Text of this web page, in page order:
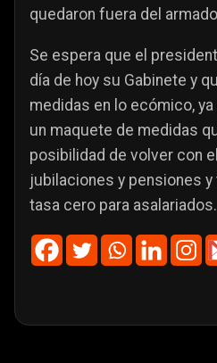
quedaron fuera del
Se espera que el
día de hoy su Gabinete y
medidas en lo ecómico,
un maquete de medidas
posibilidad de volver con
jubilaciones y pensiones
tasa cero para asalariados.